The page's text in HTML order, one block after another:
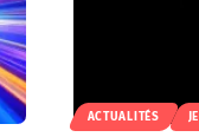
ACTUALITÉS